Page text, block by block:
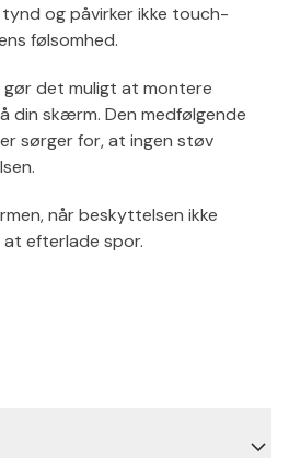
og påvirker ikke touch-
følsomhed.
det muligt at montere
din skærm. Den medfølgende
sørger for, at ingen støv
når beskyttelsen ikke
efterlade spor.